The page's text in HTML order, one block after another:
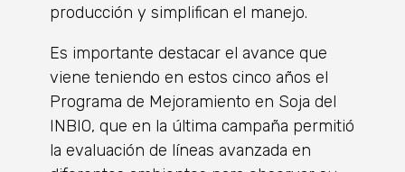
producción y simplifican el manejo.
Es importante destacar el avance que
viene teniendo en estos cinco años el
Programa de Mejoramiento en Soja del
INBIO, que en la última campaña permitió
la evaluación de líneas avanzada en